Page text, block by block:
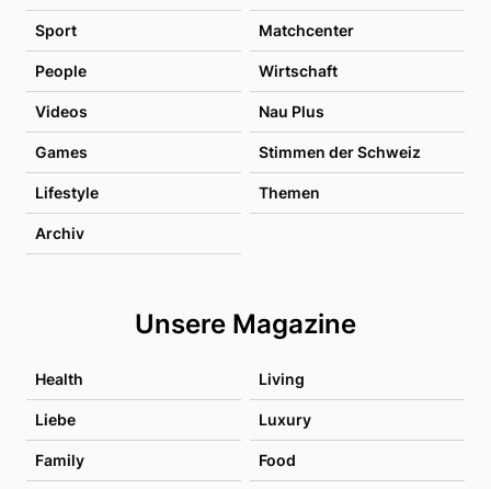
Sport Matchcenter
People Wirtschaft
Videos Nau Plus
Games Stimmen der Schweiz
Lifestyle Themen
Archiv
Unsere Magazine
Health Living
Liebe Luxury
Family Food